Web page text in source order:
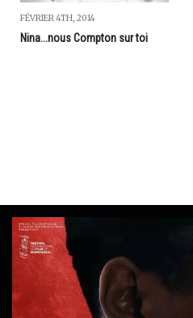
FÉVRIER 4TH, 2014
Nina...nous Compton sur toi